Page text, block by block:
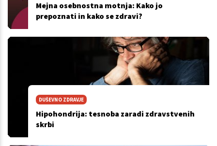
Mejna osebnostna motnja: Kako jo
prepoznati in kako se zdravi?
DUŠEVNO ZDRAVJE
Hipohondrija: tesnoba zaradi zdravstvenih
skrbi